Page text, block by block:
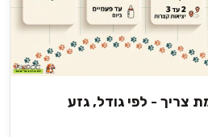
צריך - לפי גודל, גזע